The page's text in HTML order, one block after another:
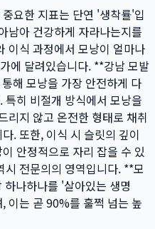
요한 지표는 단연 '생착률'입
남아 건강하게 자라나는지를
이식 과정에서 모낭이 얼마나
에 달려있습니다. **강남 모발
해 모낭을 가장 안전하게 다
히 비절개 방식에서 모낭을
리지 않고 온전한 형태로 채취
. 또한, 이식 시 슬릿의 깊이
안정적으로 자리 잡을 수 있
전문의의 영역입니다. **모
나하나를 '살아있는 생명
이는 곧 90%를 훌쩍 넘는 높